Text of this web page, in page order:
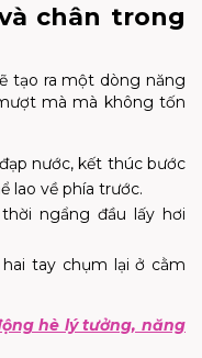
chân trong
tạo ra một dòng năng
mà mà không tốn
nước, kết thúc bước
lao về phía trước.
ngẩng đầu lấy hơi
tay chụm lại ở cằm
hè lý tưởng, năng